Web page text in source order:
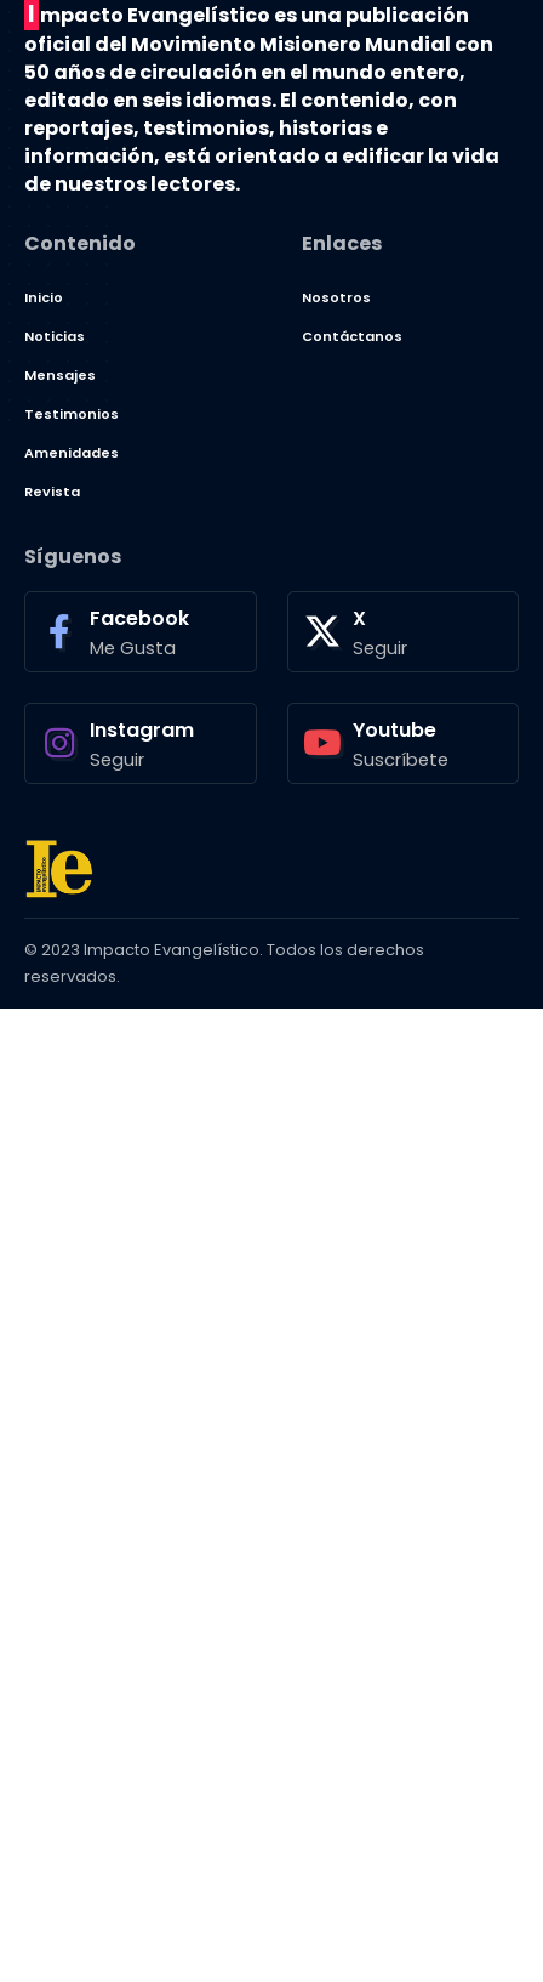
I mpacto Evangelístico es una publicación
oficial del Movimiento Misionero Mundial con
50 años de circulación en el mundo entero,
editado en seis idiomas. El contenido, con
reportajes, testimonios, historias e
información, está orientado a edificar la vida
de nuestros lectores.
Contenido
Inicio
Noticias
Mensajes
Testimonios
Amenidades
Revista
Enlaces
Nosotros
Contáctanos
Síguenos
Facebook
Me Gusta
X
Seguir
Instagram
Seguir
Youtube
Suscríbete
© 2023 Impacto Evangelístico. Todos los derechos
reservados.